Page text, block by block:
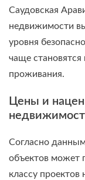
Саудовская
недвижимости
уровня
чаще
проживания.
Цены и
Согласно
объектов может
классу